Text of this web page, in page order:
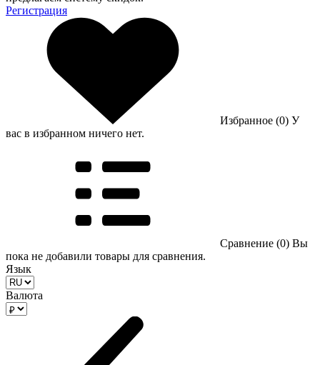
Регистрация
Избранное (0) У
вас в избранном ничего нет.
Сравнение (0) Вы
пока не добавили товары для сравнения.
Язык
Валюта